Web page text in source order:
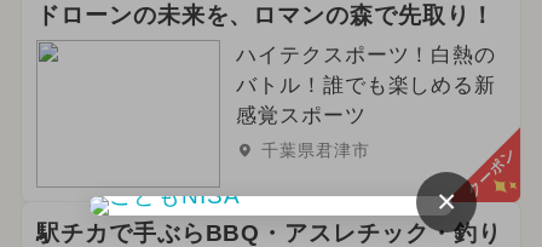
ドローンの未来を、ロマンの森で先取り！
ハイテクスポーツ！白熱の
バトル！誰でも楽しめる新
感覚スポーツ
千葉県君津市 クーポン
駅チカで手ぶらBBQ・アスレチック・釣り
×